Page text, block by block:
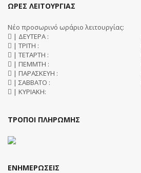
ΩΡΕΣ ΛΕΙΤΟΥΡΓΙΑΣ
Νέο προσωρινό ωράριο λειτουργίας:
| ΔΕΥΤΕΡΑ :
| ΤΡΙΤΗ :
| ΤΕΤΑΡΤΗ :
| ΠΕΜΜΤΗ :
| ΠΑΡΑΣΚΕΥΗ :
| ΣΑΒΒΑΤΟ :
| ΚΥΡΙΑΚΗ:
ΤΡΟΠΟΙ ΠΛΗΡΩΜΗΣ
ΕΝΗΜΕΡΩΣΕΙΣ